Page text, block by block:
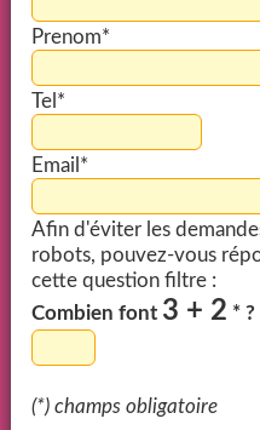
Prenom*
Tel*
Email*
Afin d'éviter les
robots, pouvez-vous
cette question filtre :
Combien font 3 + 2 * ?
(*) champs obligatoire